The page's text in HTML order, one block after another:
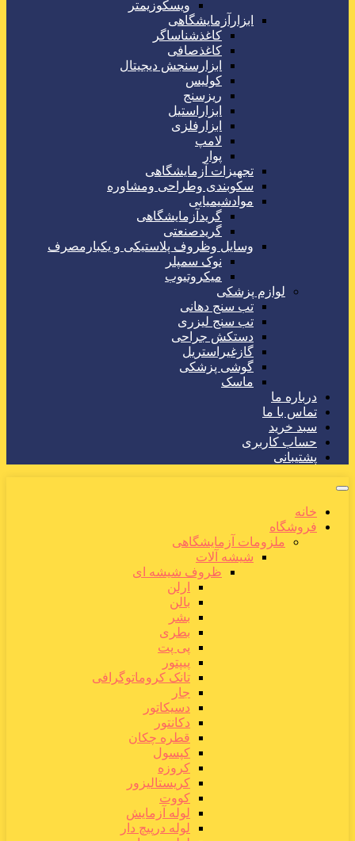
ویسکوزیمتر
ابزارآزمایشگاهی
کاغذشناساگر
کاغذصافی
ابزارسنجش دیجیتال
کولیس
ریزسنج
ابزاراستیل
ابزارفلزی
لامپ
پوار
تجهیزات آزمایشگاهی
سکوبندی وطراحی ومشاوره
موادشیمیایی
گریدآزمایشگاهی
گریدصنعتی
وسایل وظروف پلاستیکی و یکبارمصرف
نوک سمپلر
میکروتیوب
لوازم پزشکی
تب سنج دهانی
تب سنج لیزری
دستکش جراحی
گازغیراستریل
گوشی پزشکی
ماسک
درباره ما
تماس با ما
سبد خرید
حساب کاربری
پشتیبانی
خانه
فروشگاه
ملزومات آزمایشگاهی
شیشه آلات
ظروف شیشه ای
ارلن
بالن
بشر
بطری
پی پت
پیپتور
تانک کروماتوگرافی
جار
دسیکاتور
دکانتور
قطره چکان
کپسول
کروزه
کریستالیزور
کووت
لوله آزمایش
لوله درپیچ دار